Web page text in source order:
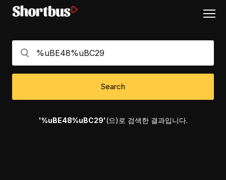
Search
'%uBE48%uBC29'(으)로 검색한 결과입니다.